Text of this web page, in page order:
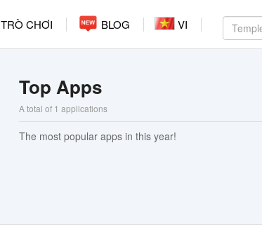
TRÒ CHƠI BLOG VI
Top Apps
A total of 1 applications
The most popular apps in this year!